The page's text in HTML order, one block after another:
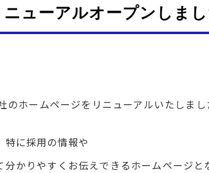
ューアルオープンしま
のホームページをリニューアルいたしまし
に採用の情報や
かりやすくお伝えできるホームページと